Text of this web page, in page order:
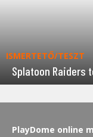
ISMERTETŐ/TESZT
Splatoon Raiders
PlayDome online